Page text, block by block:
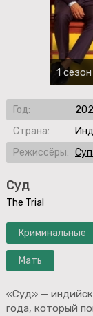
Суд
The Trial
Криминальные
Мать
«Суд» —
года, который
1
Год:
Страна:
Режиссёры: